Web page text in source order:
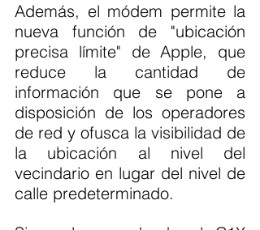
Además, el módem permite la
nueva función de "ubicación
precisa límite" de Apple, que
reduce la cantidad de
información que se pone a
disposición de los operadores
de red y ofusca la visibilidad de
la ubicación al nivel del
vecindario en lugar del nivel de
calle predeterminado.